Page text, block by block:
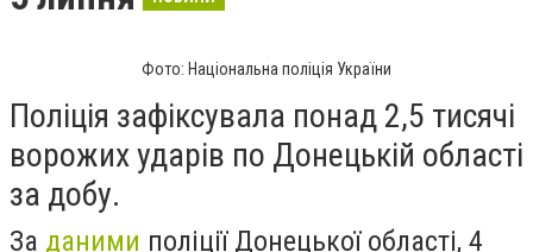
Фото: Національна поліція України
Поліція зафіксувала понад 2,5 тисячі
ворожих ударів по Донецькій області
за добу.
За даними поліції Донецької області, 4